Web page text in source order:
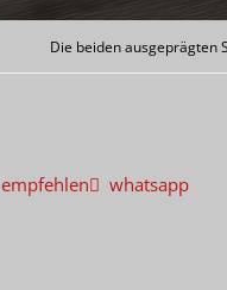
Die beiden ausgeprägten
empfehlen whatsapp